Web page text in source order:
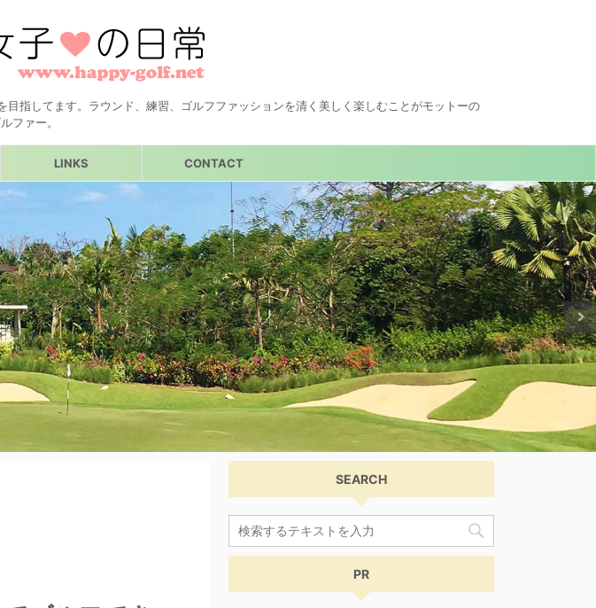
指してます。ラウンド、練習、ゴルフファッションを清く美しく楽しむことがモットーの
ファー。
LINKS CONTACT
SEARCH
PR